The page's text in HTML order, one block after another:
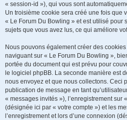
« session-id »), qui vous sont
Un troisième cookie sera créé une fois que
« Le Forum Du Bowling » et est utilisé pour
sujets que vous avez lus, ce qui améliore
Nous pouvons également créer des
naviguant sur « Le Forum Du Bowling »,
portée du document qui est prévu pour
le logiciel phpBB. La seconde manière est
nous envoyez et que nous collectons. Ceci
publication de message en tant
« messages invités »), l’enregistrement sur
(désignée ici par « votre compte ») et les
l’enregistrement et lors d’une connexion